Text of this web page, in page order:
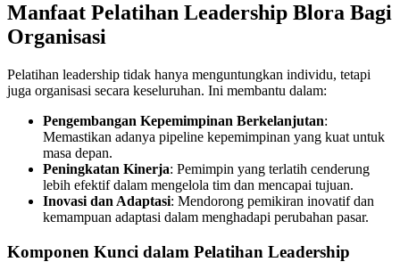
Manfaat Pelatihan Leadership Blora Bagi
Organisasi
Pelatihan leadership tidak hanya menguntungkan individu, tetapi
juga organisasi secara keseluruhan. Ini membantu dalam:
Pengembangan Kepemimpinan Berkelanjutan:
Memastikan adanya pipeline kepemimpinan yang kuat untuk
masa depan.
Peningkatan Kinerja: Pemimpin yang terlatih cenderung
lebih efektif dalam mengelola tim dan mencapai tujuan.
Inovasi dan Adaptasi: Mendorong pemikiran inovatif dan
kemampuan adaptasi dalam menghadapi perubahan pasar.
Komponen Kunci dalam Pelatihan Leadership